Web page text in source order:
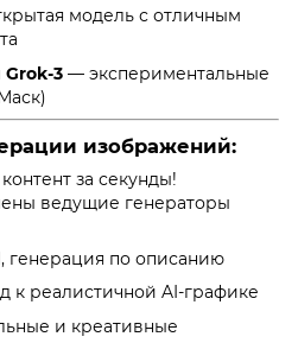
модель с отличным
3 — экспериментальные
изображений:
за секунды!
ведущие генераторы
генерация по описанию
к реалистичной AI-графике
и креативные